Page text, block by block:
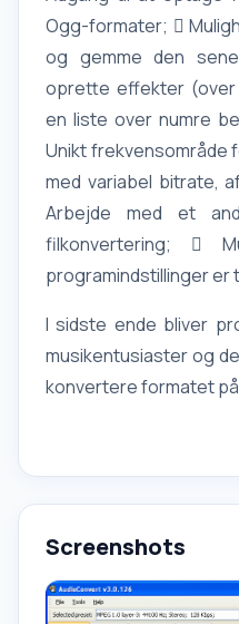
Ogg-formater; 
og gemme den
oprette effekter
en liste over numre
Unikt frekvensområde
med variabel bitrate,
Arbejde med et
filkonvertering; 
programindstillinger
I sidste ende bliver
musikentusiaster og
konvertere formatet
Screenshots